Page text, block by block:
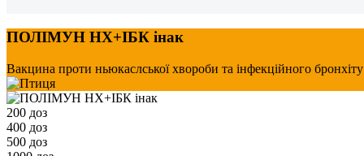
ПОЛІМУН НХ+ІБК інак
Вакцина проти ньюкаслської хвороби та інфекційного
200 доз
400 доз
500 доз